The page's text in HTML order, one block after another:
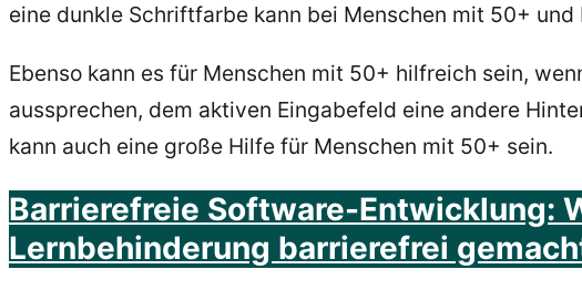
eine dunkle Schriftfarbe kann bei Menschen mit 50+
Ebenso kann es für Menschen mit 50+ hilfreich sein,
aussprechen, dem aktiven Eingabefeld eine andere
kann auch eine große Hilfe für Menschen mit 50+ sein.
Barrierefreie Software-Entwicklung:
Lernbehinderung barrierefrei